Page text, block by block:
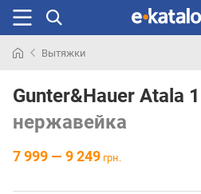
раньше
Вытяжки
Gunter&Hauer Atala
нержавейка
7 999 — 9 249 грн.